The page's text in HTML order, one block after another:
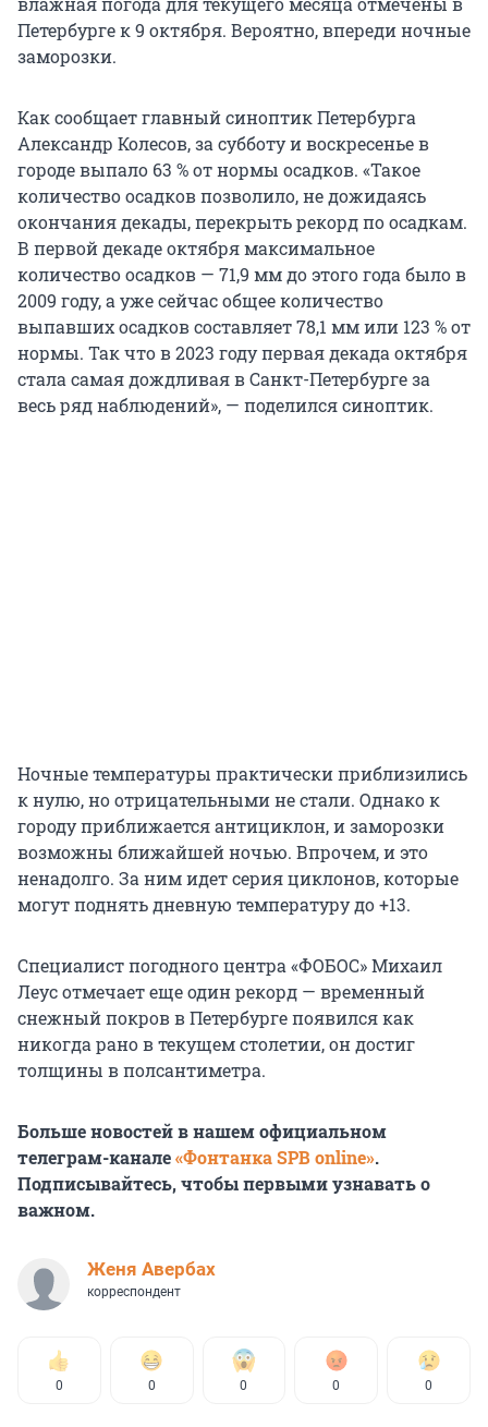
Петербурге к 9 октября. Вероятно, впереди ночные
заморозки.
Как сообщает главный синоптик Петербурга
Александр Колесов, за субботу и воскресенье в
городе выпало 63 % от нормы осадков. «Такое
количество осадков позволило, не дожидаясь
окончания декады, перекрыть рекорд по осадкам.
В первой декаде октября максимальное
количество осадков — 71,9 мм до этого года было в
2009 году, а уже сейчас общее количество
выпавших осадков составляет 78,1 мм или 123 % от
нормы. Так что в 2023 году первая декада октября
стала самая дождливая в Санкт-Петербурге за
весь ряд наблюдений», — поделился синоптик.
Ночные температуры практически приблизились
к нулю, но отрицательными не стали. Однако к
городу приближается антициклон, и заморозки
возможны ближайшей ночью. Впрочем, и это
ненадолго. За ним идет серия циклонов, которые
могут поднять дневную температуру до +13.
Специалист погодного центра «ФОБОС» Михаил
Леус отмечает еще один рекорд — временный
снежный покров в Петербурге появился как
никогда рано в текущем столетии, он достиг
толщины в полсантиметра.
Больше новостей в нашем официальном
телеграм-канале«Фонтанка SPB online».
Подписывайтесь, чтобы первыми узнавать о
важном.
Женя Авербах
корреспондент
0 0 0 0 0